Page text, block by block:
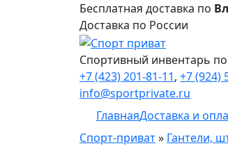
Бесплатная доставка по
Доставка по России
Спортивный инвентарь
+7 (423) 201-81-11, +7 (924)
info@sportprivate.ru
ГлавнаяДоставка и
Спорт-приват» Гантели,